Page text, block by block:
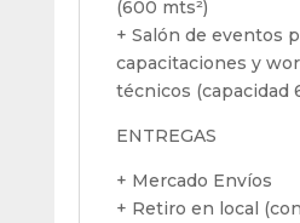
(600 mts²)
+ Salón de eventos
capacitaciones y
técnicos (capacidad
ENTREGAS
+ Mercado Envíos
+ Retiro en local